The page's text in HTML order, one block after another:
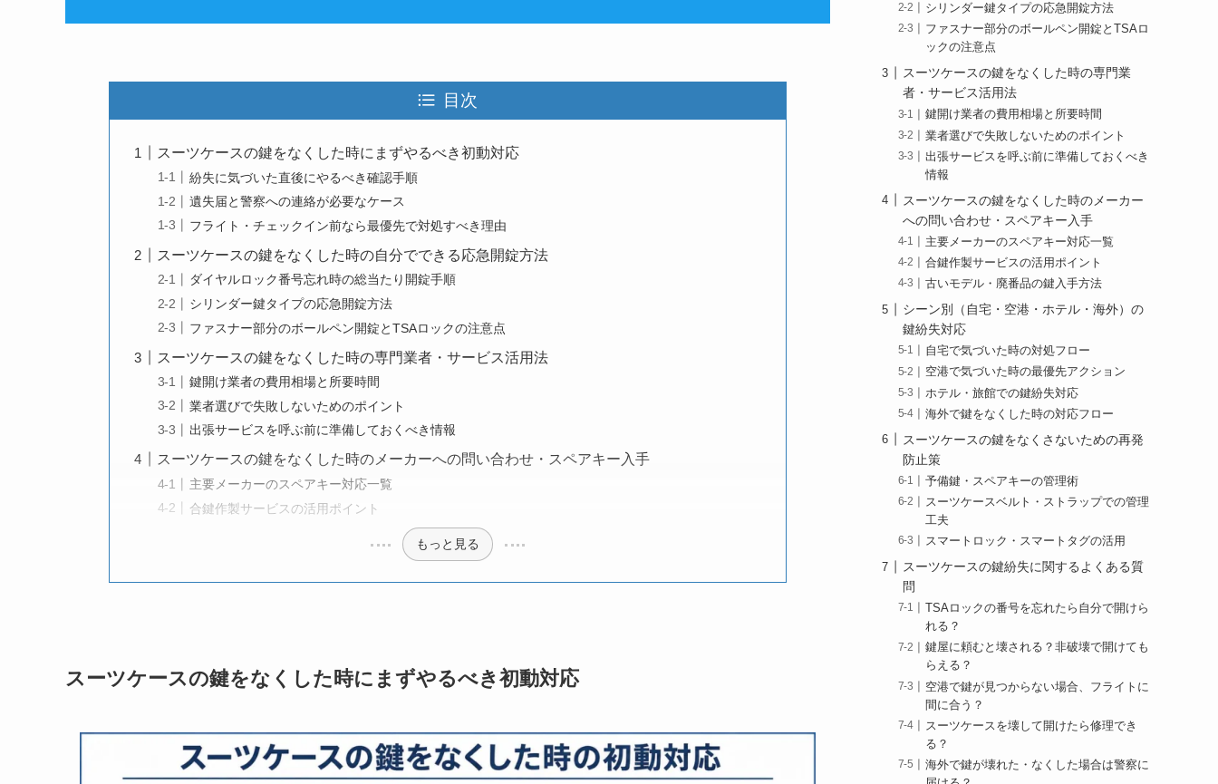
目次
スーツケースの鍵をなくした時にまずやるべき初動対応
紛失に気づいた直後にやるべき確認手順
遺失届と警察への連絡が必要なケース
フライト・チェックイン前なら最優先で対処すべき理由
スーツケースの鍵をなくした時の自分でできる応急開錠方法
ダイヤルロック番号忘れ時の総当たり開錠手順
シリンダー鍵タイプの応急開錠方法
ファスナー部分のボールペン開錠とTSAロックの注意点
スーツケースの鍵をなくした時の専門業者・サービス活用法
鍵開け業者の費用相場と所要時間
業者選びで失敗しないためのポイント
出張サービスを呼ぶ前に準備しておくべき情報
スーツケースの鍵をなくした時のメーカーへの問い合わせ・スペアキー入手
主要メーカーのスペアキー対応一覧
合鍵作製サービスの活用ポイント
もっと見る
スーツケースの鍵をなくした時にまずやるべき初動対応
シリンダー鍵タイプの応急開錠方法
ファスナー部分のボールペン開錠とTSAロ
ックの注意点
スーツケースの鍵をなくした時の専門業
者・サービス活用法
鍵開け業者の費用相場と所要時間
業者選びで失敗しないためのポイント
出張サービスを呼ぶ前に準備しておくべき
情報
スーツケースの鍵をなくした時のメーカー
への問い合わせ・スペアキー入手
主要メーカーのスペアキー対応一覧
合鍵作製サービスの活用ポイント
古いモデル・廃番品の鍵入手方法
シーン別（自宅・空港・ホテル・海外）の
鍵紛失対応
自宅で気づいた時の対処フロー
空港で気づいた時の最優先アクション
ホテル・旅館での鍵紛失対応
海外で鍵をなくした時の対応フロー
スーツケースの鍵をなくさないための再発
防止策
予備鍵・スペアキーの管理術
スーツケースベルト・ストラップでの管理
工夫
スマートロック・スマートタグの活用
スーツケースの鍵紛失に関するよくある質
問
TSAロックの番号を忘れたら自分で開けら
れる？
鍵屋に頼むと壊される？非破壊で開けても
らえる？
空港で鍵が見つからない場合、フライトに
間に合う？
スーツケースを壊して開けたら修理でき
る？
海外で鍵が壊れた・なくした場合は警察に